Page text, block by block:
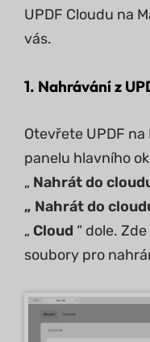
UPDF Cloudu na
vás.
1. Nahrávání z
Otevřete UPDF
panelu hlavního
„ Nahrát do
„ Nahrát do
„ Cloud “ dole.
soubory pro